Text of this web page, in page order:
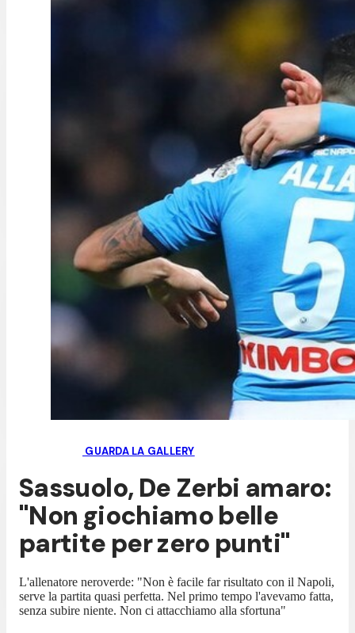
GUARDA LA GALLERY
Sassuolo, De Zerbi amaro:
"Non giochiamo belle
partite per zero punti"
L'allenatore neroverde: "Non è facile far risultato con il Napoli,
serve la partita quasi perfetta. Nel primo tempo l'avevamo fatta,
senza subire niente. Non ci attacchiamo alla sfortuna"